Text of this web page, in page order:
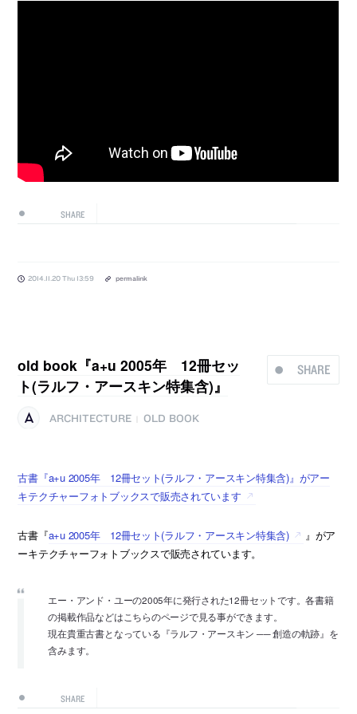
SHARE
2014.11.20 Thu 13:59 permalink
SHARE
old book『a+u 2005年 12冊セッ
ト(ラルフ・アースキン特集含)』
ARCHITECTURE OLD BOOK
古書『a+u 2005年 12冊セット(ラルフ・アースキン特集含)』がアー
キテクチャーフォトブックスで販売されています
古書『a+u 2005年 12冊セット(ラルフ・アースキン特集含)
』がア
ーキテクチャーフォトブックスで販売されています。
エー・アンド・ユーの2005年に発行された12冊セットです。各書籍
の掲載作品などはこちらのページで見る事ができます。
現在貴重古書となっている『ラルフ・アースキン ── 創造の軌跡』を
含みます。
SHARE